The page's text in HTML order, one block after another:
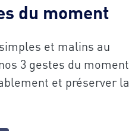
du moment
et malins au
3 gestes du moment
et préserver la